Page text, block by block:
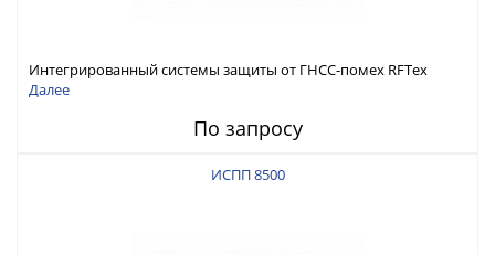
Интегрированный системы защиты от ГНСС-помех RFТех
ИСПП 8600
Далее
По запросу
ИСПП 8500